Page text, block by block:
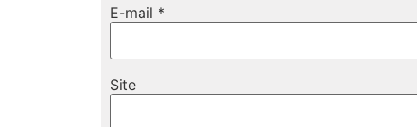
E-mail *
Site